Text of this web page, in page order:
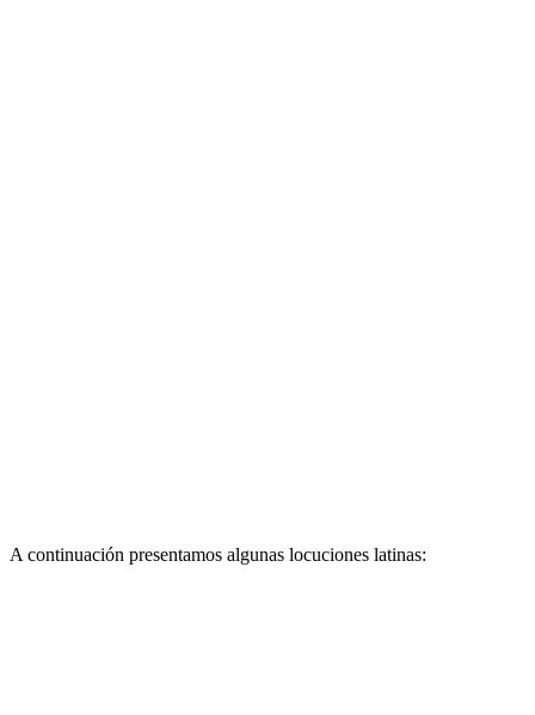
A continuación presentamos algunas locuciones latinas: